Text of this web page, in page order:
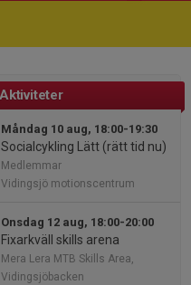
Aktiviteter
Måndag 10 aug, 18:00-19:30
Socialcykling Lätt (rätt tid nu)
Medlemmar
Vidingsjö motionscentrum
Onsdag 12 aug, 18:00-20:00
Fixarkväll skills arena
Mera Lera MTB Skills Area,
Vidingsjöbacken